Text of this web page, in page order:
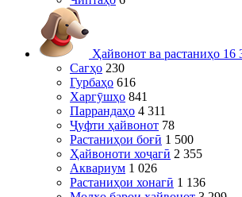
Ҳайвонот ва растаниҳо 16
Сагҳо 230
Гурбаҳо 616
Харгӯшҳо 841
Паррандаҳо 4 311
Ҷуфти ҳайвонот 78
Растаниҳои боғӣ 1 500
Ҳайвоноти хоҷагӣ 2 355
Аквариум 1 026
Растаниҳои хонагӣ 1 136